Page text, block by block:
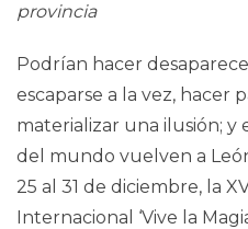
provincia
Podrían hacer
escaparse a la vez, hacer
materializar una ilusión; y
del mundo vuelven a
25 al 31 de diciembre, la
Internacional ‘Vive la